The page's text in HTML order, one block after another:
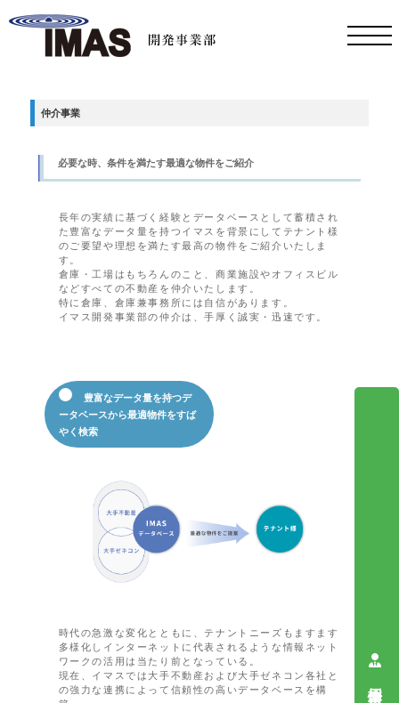
仲介事業
必要な時、条件を満たす最適な物件をご紹介
長年の実績に基づく経験とデータベースとして蓄積され
た豊富なデータ量を持つイマスを背景にしてテナント様
のご要望や理想を満たす最高の物件をご紹介いたしま
す。
倉庫・工場はもちろんのこと、商業施設やオフィスビル
などすべての不動産を仲介いたします。
特に倉庫、倉庫兼事務所には自信があります。
イマス開発事業部の仲介は、手厚く誠実・迅速です。
豊富なデータ量を持つデ
ータベースから最適物件をすば
やく検索
時代の急激な変化とともに、テナントニーズもますます
多様化しインターネットに代表されるような情報ネット
ワークの活用は当たり前となっている。
現在、イマスでは大手不動産および大手ゼネコン各社と
の強力な連携によって信頼性の高いデータベースを構